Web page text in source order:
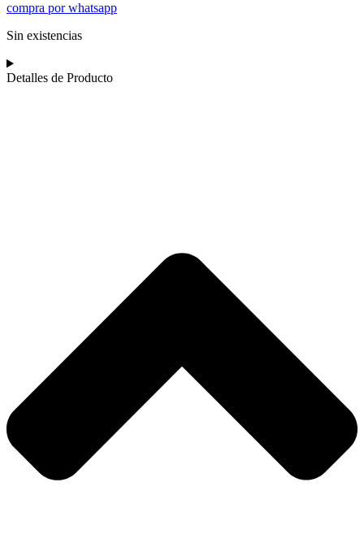
compra por whatsapp
Sin existencias
Detalles de Producto